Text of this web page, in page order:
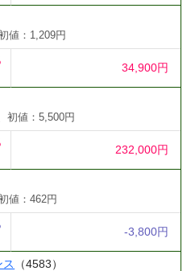
値：1,209円
34,900円
初値：5,500円
232,000円
値：462円
-3,800円
（4583）